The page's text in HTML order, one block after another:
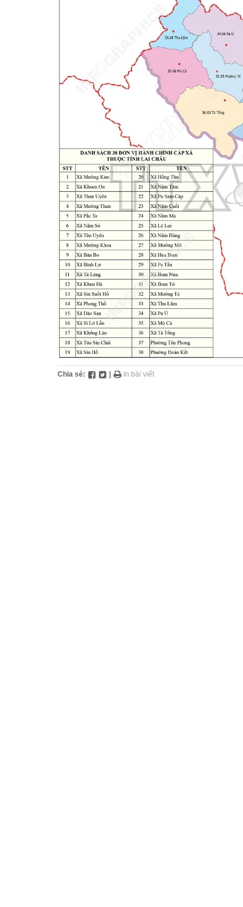
Tổ chức
Đảng ủy xã
Ủy ban
Ban xây
Chia sẻ: In bài viết